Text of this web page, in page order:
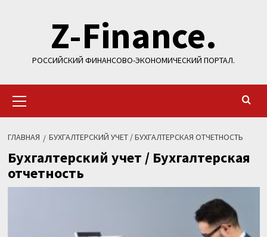
содержимомуZ-Finance.
РОССИЙСКИЙ ФИНАНСОВО-ЭКОНОМИЧЕСКИЙ ПОРТАЛ.
меню
ГЛАВНАЯ БУХГАЛТЕРСКИЙ УЧЕТ / БУХГАЛТЕРСКАЯ ОТЧЕТНОСТЬ
Бухгалтерский учет / Бухгалтерская
отчетность